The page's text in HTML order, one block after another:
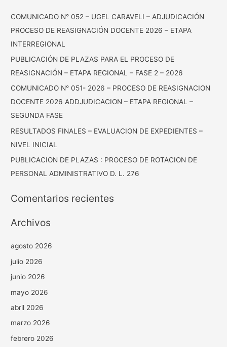
COMUNICADO N° 052 – UGEL CARAVELI – ADJUDICACIÓN
PROCESO DE REASIGNACIÓN DOCENTE 2026 – ETAPA
INTERREGIONAL
PUBLICACIÓN DE PLAZAS PARA EL PROCESO DE
REASIGNACIÓN – ETAPA REGIONAL – FASE 2 – 2026
COMUNICADO N° 051- 2026 – PROCESO DE REASIGNACION
DOCENTE 2026 ADDJUDICACION – ETAPA REGIONAL –
SEGUNDA FASE
RESULTADOS FINALES – EVALUACION DE EXPEDIENTES –
NIVEL INICIAL
PUBLICACION DE PLAZAS : PROCESO DE ROTACION DE
PERSONAL ADMINISTRATIVO D. L. 276
Comentarios recientes
Archivos
agosto 2026
julio 2026
junio 2026
mayo 2026
abril 2026
marzo 2026
febrero 2026